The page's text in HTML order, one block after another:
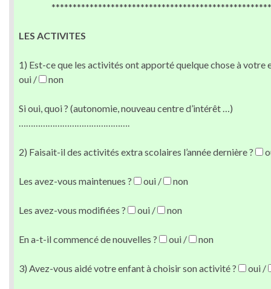
LES ACTIVITES
1) Est-ce que les activités ont apporté quelque chose à votre
oui /
non
Si oui, quoi ? (autonomie, nouveau centre d’intérêt …)
2) Faisait-il des activités extra scolaires l’année dernière ?
Les avez-vous maintenues ? oui / non
Les avez-vous modifiées ? oui / non
En a-t-il commencé de nouvelles ? oui / non
3) Avez-vous aidé votre enfant à choisir son activité ? oui /